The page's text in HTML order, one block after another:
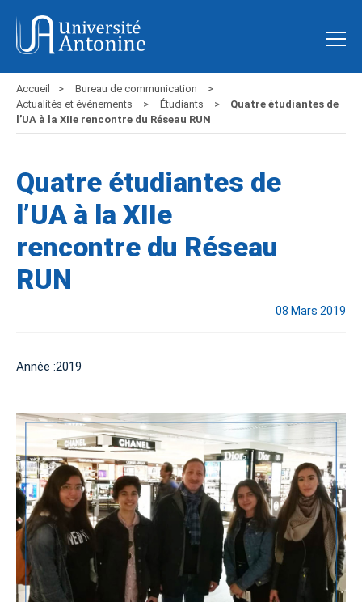
Accueil
Bureau de communication
Actualités et événements
Étudiants
Quatre étudiantes de
l’UA à la XIIe rencontre du Réseau RUN
Quatre étudiantes de
l’UA à la XIIe
rencontre du Réseau
RUN
08 Mars 2019
Année :2019